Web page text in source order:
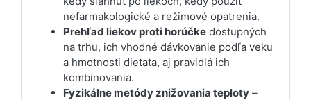
nefarmakologické a režimové opatrenia.
Prehľad liekov proti horúčke dostupných
na trhu, ich vhodné dávkovanie podľa veku
a hmotnosti dieťaťa, aj pravidlá ich
kombinovania.
Fyzikálne metódy znižovania teploty –